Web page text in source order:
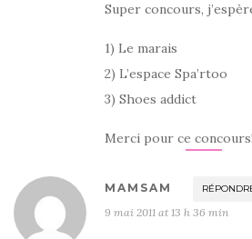
Super concours,
1) Le marais
2) L’espace Spa’rtoo
3) Shoes addict
Merci pour ce concours!
MAMSAM
9 mai 2011 at 13 h 36 min